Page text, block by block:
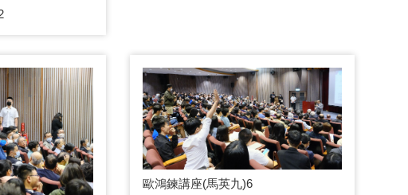
歐鴻鍊講座(馬英九)6